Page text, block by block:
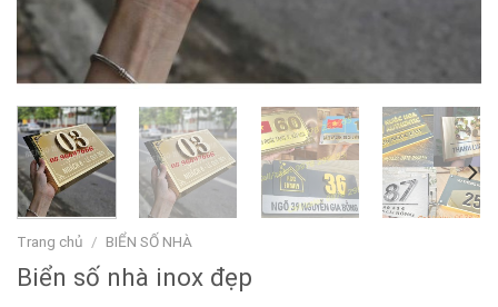
Trang chủ / BIỂN SỐ NHÀ
Biển số nhà inox đẹp